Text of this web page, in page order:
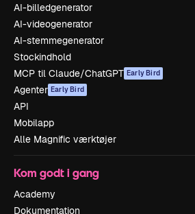
AI-billedgenerator
AI-videogenerator
AI-stemmegenerator
Stockindhold
MCP til Claude/ChatGPT Early Bird
Agenter Early Bird
API
Mobilapp
Alle Magnific værktøjer
Kom godt i gang
Academy
Dokumentation